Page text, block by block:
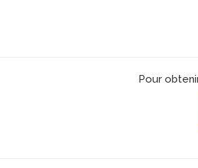
Pour